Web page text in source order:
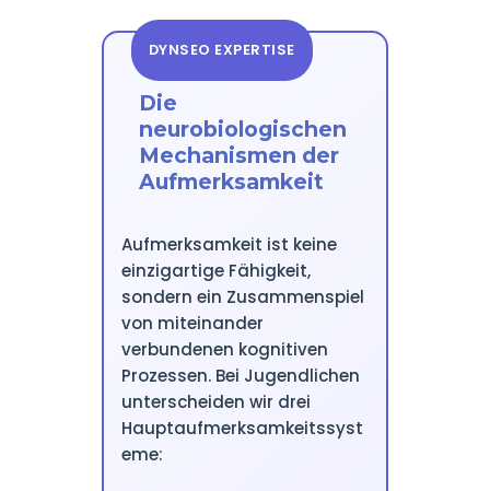
DYNSEO EXPERTISE
Die
neurobiologischen
Mechanismen der
Aufmerksamkeit
Aufmerksamkeit ist keine
einzigartige Fähigkeit,
sondern ein Zusammenspiel
von miteinander
verbundenen kognitiven
Prozessen. Bei Jugendlichen
unterscheiden wir drei
Hauptaufmerksamkeitssyst
eme: